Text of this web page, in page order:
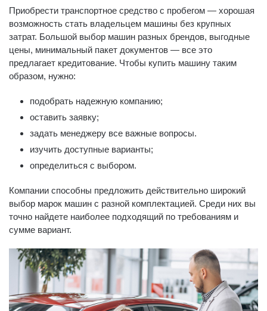
Приобрести транспортное средство с пробегом — хорошая
возможность стать владельцем машины без крупных
затрат. Большой выбор машин разных брендов, выгодные
цены, минимальный пакет документов — все это
предлагает кредитование. Чтобы купить машину таким
образом, нужно:
подобрать надежную компанию;
оставить заявку;
задать менеджеру все важные вопросы.
изучить доступные варианты;
определиться с выбором.
Компании способны предложить действительно широкий
выбор марок машин с разной комплектацией. Среди них вы
точно найдете наиболее подходящий по требованиям и
сумме вариант.